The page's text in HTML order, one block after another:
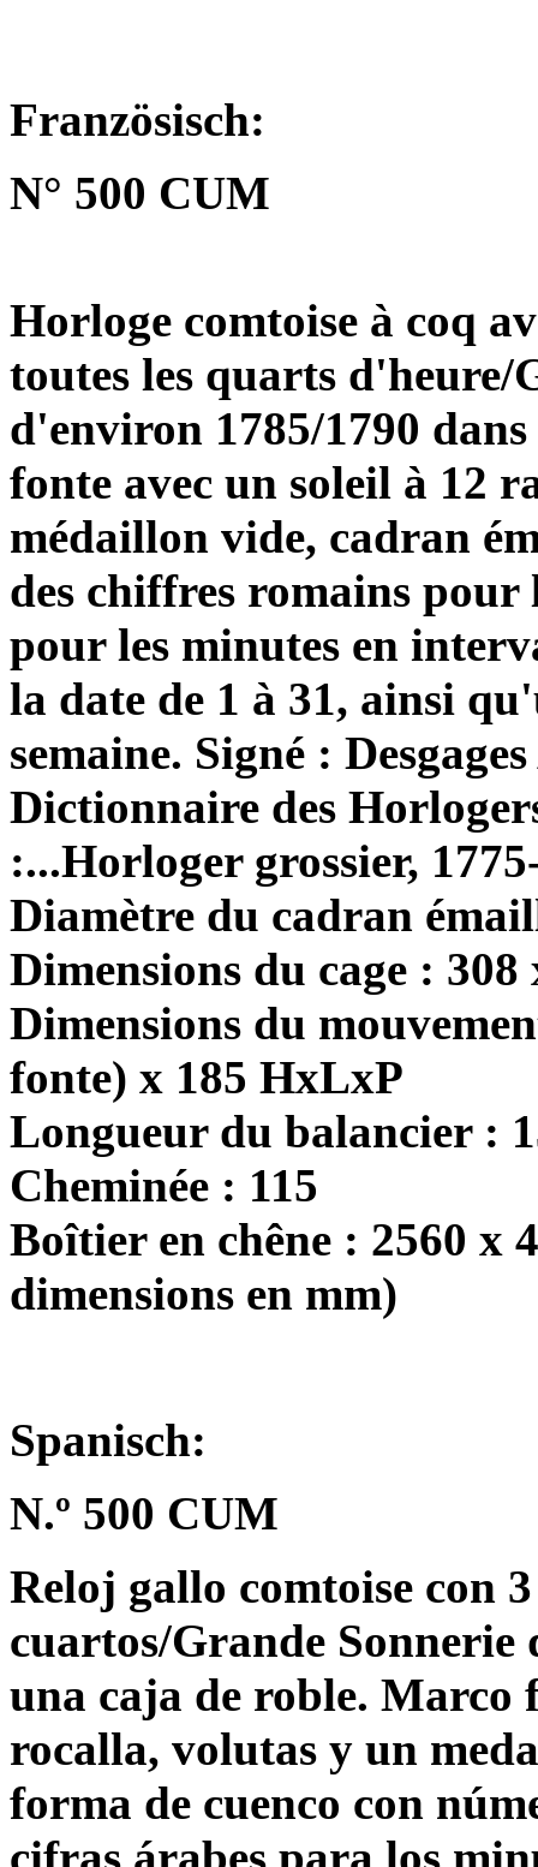
Französisch:
N° 500 CUM
Horloge comtoise à coq
toutes les quarts
d'environ 1785/1790
fonte avec un soleil à 12
médaillon vide, cadran
des chiffres romains pour
pour les minutes en
la date de 1 à 31, ainsi
semaine. Signé :
Dictionnaire des
:...Horloger grossier,
Diamètre du cadran
Dimensions du cage :
Dimensions du
fonte) x 185 HxLxP
Longueur du balancier :
Cheminée : 115
Boîtier en chêne : 2560 x
dimensions en mm)
Spanisch:
N.º 500 CUM
Reloj gallo comtoise con
cuartos/Grande Sonnerie
una caja de roble. Marco
rocalla, volutas y un
forma de cuenco con
cifras árabes para los